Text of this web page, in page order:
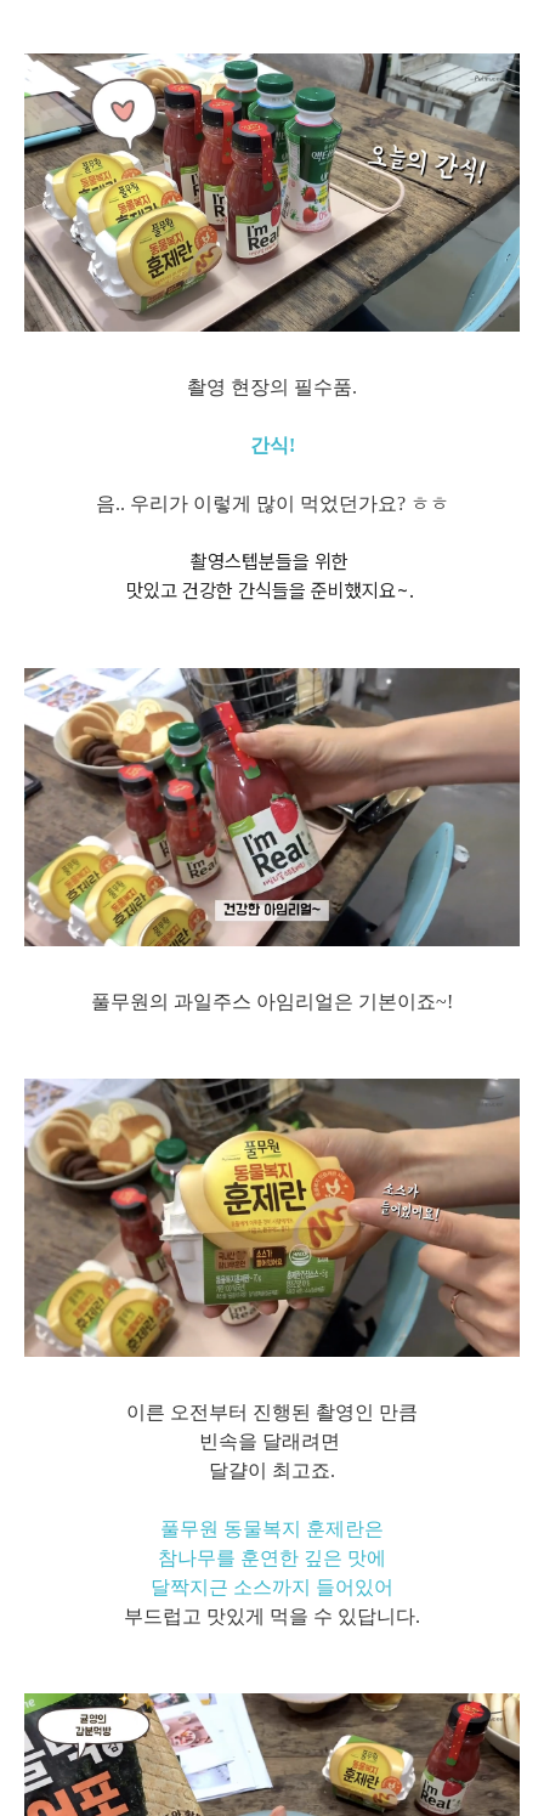
촬영 현장의 필수품.
간식!
음.. 우리가 이렇게 많이 먹었던가요? ㅎㅎ
촬영스텝분들을 위한
맛있고 건강한 간식들을 준비했지요~.
풀무원의 과일주스 아임리얼은 기본이죠~!
이른 오전부터 진행된 촬영인 만큼
빈속을 달래려면
달걀이 최고죠.
풀무원 동물복지 훈제란은
참나무를 훈연한 깊은 맛에
달짝지근 소스까지 들어있어
부드럽고 맛있게 먹을 수 있답니다.